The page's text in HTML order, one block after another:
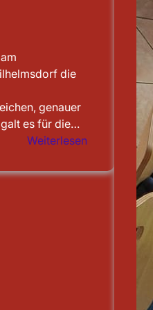
die
genauer
es für die…
Weiterlesen:
von